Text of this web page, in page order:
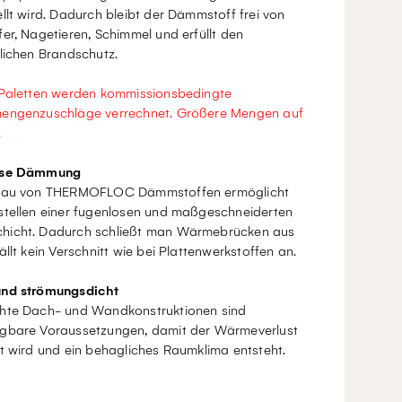
wird. Dadurch bleibt der Dämmstoff frei von
Nagetieren, Schimmel und erfüllt den
Brandschutz.
werden kommissionsbedingte
verrechnet. Größere Mengen auf
Dämmung
von THERMOFLOC Dämmstoffen ermöglicht
einer fugenlosen und maßgeschneiderten
Dadurch schließt man Wärmebrücken aus
kein Verschnitt wie bei Plattenwerkstoffen an.
strömungsdicht
Dach- und Wandkonstruktionen sind
Voraussetzungen, damit der Wärmeverlust
wird und ein behagliches Raumklima entsteht.